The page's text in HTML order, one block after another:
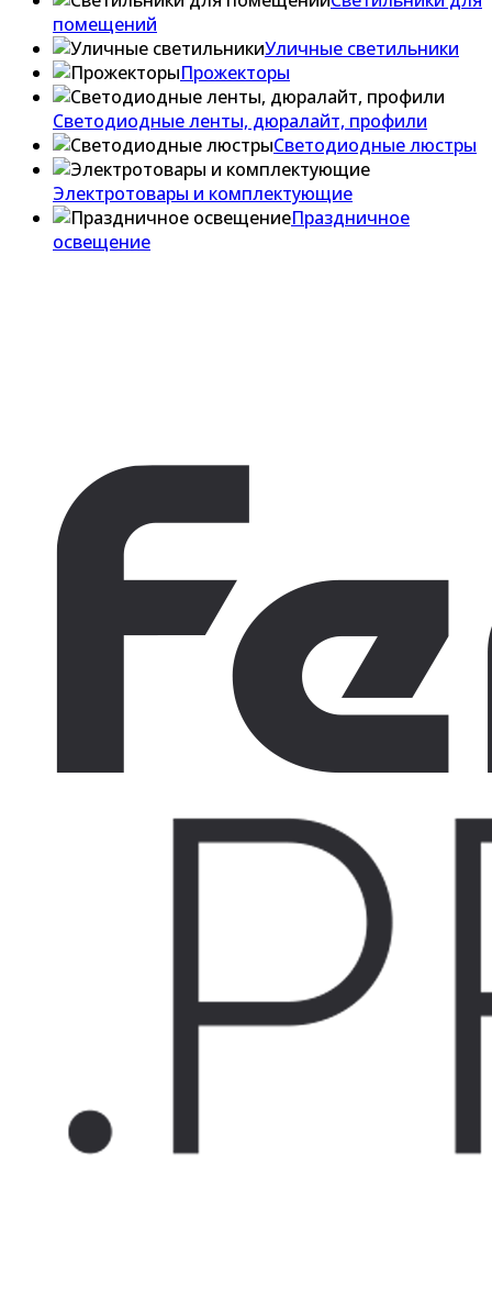
помещений
Уличные светильники
Прожекторы
Светодиодные ленты, дюралайт, профили
Светодиодные люстры
Электротовары и комплектующие
Праздничное
освещение